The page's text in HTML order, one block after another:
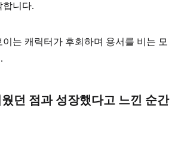
합니다.
는 캐릭터가 후회하며 용서를 비는 모
던 점과 성장했다고 느낀 순간